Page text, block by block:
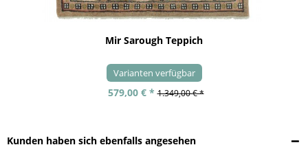
Mir Sarough Teppich
Varianten verfügbar
579,00 € * 1.349,00 € *
Kunden haben sich ebenfalls angesehen